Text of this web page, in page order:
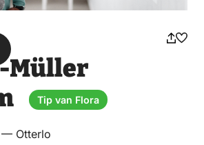
Müller
Tip van Flora
— Otterlo